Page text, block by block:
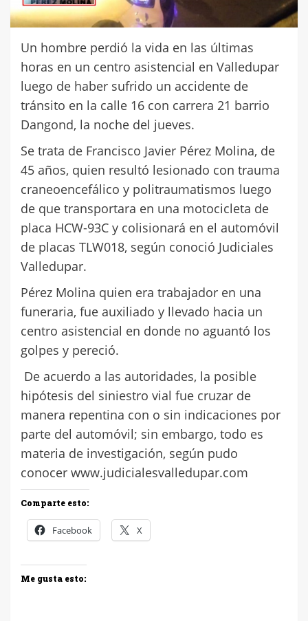
Un hombre perdió la vida en las últimas
horas en un centro asistencial en Valledupar
luego de haber sufrido un accidente de
tránsito en la calle 16 con carrera 21 barrio
Dangond, la noche del jueves.
Se trata de Francisco Javier Pérez Molina, de
45 años, quien resultó lesionado con trauma
craneoencefálico y politraumatismos luego
de que transportara en una motocicleta de
placa HCW-93C y colisionará en el automóvil
de placas TLW018, según conoció Judiciales
Valledupar.
Pérez Molina quien era trabajador en una
funeraria, fue auxiliado y llevado hacia un
centro asistencial en donde no aguantó los
golpes y pereció.
De acuerdo a las autoridades, la posible
hipótesis del siniestro vial fue cruzar de
manera repentina con o sin indicaciones por
parte del automóvil; sin embargo, todo es
materia de investigación, según pudo
conocer www.judicialesvalledupar.com
Comparte esto:
Facebook X
Me gusta esto: